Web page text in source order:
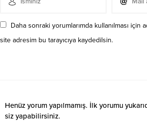
Daha sonraki yorumlarımda kullanılması için
site adresim bu tarayıcıya kaydedilsin.
Henüz yorum yapılmamış. İlk yorumu
siz yapabilirsiniz.